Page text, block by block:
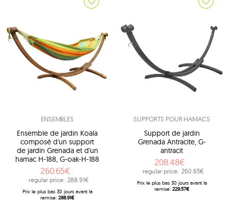
ENSEMBLES
Ensemble de jardin Koala
composé d'un support
de jardin Grenada et d'un
hamac H-188, G-oak-H-188
260.65€
regular price: 288.91€
Prix ​​le plus bas 30 jours avant la
remise: 288.91€
SUPPORTS POUR HAMACS
Support de jardin
Grenada Antracite, G-
antracit
208.48€
regular price: 260.65€
Prix ​​le plus bas 30 jours avant la
remise: 229.57€